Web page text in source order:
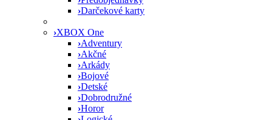
›Darčekové karty
›XBOX One
›Adventury
›Akčné
›Arkády
›Bojové
›Detské
›Dobrodružné
›Horor